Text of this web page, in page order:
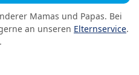
Mamas und Papas. Bei
an unseren Elternservice.